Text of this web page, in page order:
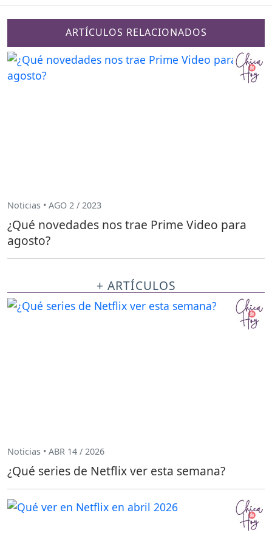
ARTÍCULOS RELACIONADOS
Noticias • AGO 2 / 2023
¿Qué novedades nos trae Prime Video para
agosto?
+ ARTÍCULOS
Noticias • ABR 14 / 2026
¿Qué series de Netflix ver esta semana?